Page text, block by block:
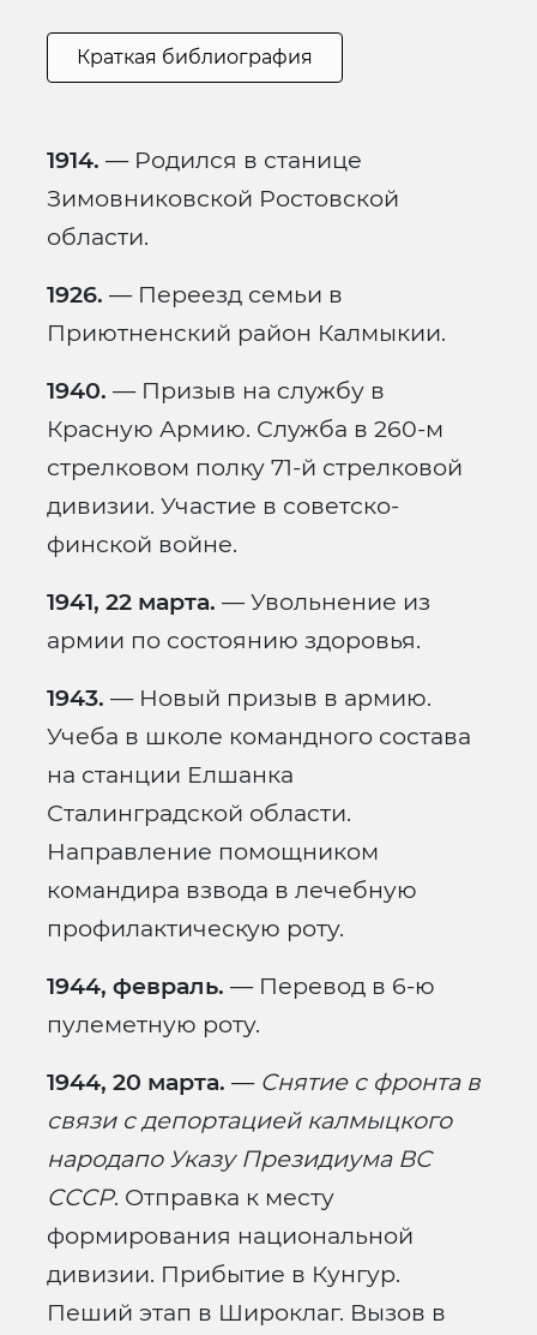
Краткая библиография
1914. — Родился в станице
Зимовниковской Ростовской
области.
1926. — Переезд семьи в
Приютненский район Калмыкии.
1940. — Призыв на службу в
Красную Армию. Служба в 260-м
стрелковом полку 71-й стрелковой
дивизии. Участие в советско-
финской войне.
1941, 22 марта. — Увольнение из
армии по состоянию здоровья.
1943. — Новый призыв в армию.
Учеба в школе командного состава
на станции Елшанка
Сталинградской области.
Направление помощником
командира взвода в лечебную
профилактическую роту.
1944, февраль. — Перевод в 6-ю
пулеметную роту.
1944, 20 марта. — Снятие с фронта в
связи с депортацией калмыцкого
народапо Указу Президиума ВС
СССР. Отправка к месту
формирования национальной
дивизии. Прибытие в Кунгур.
Пеший этап в Широклаг. Вызов в